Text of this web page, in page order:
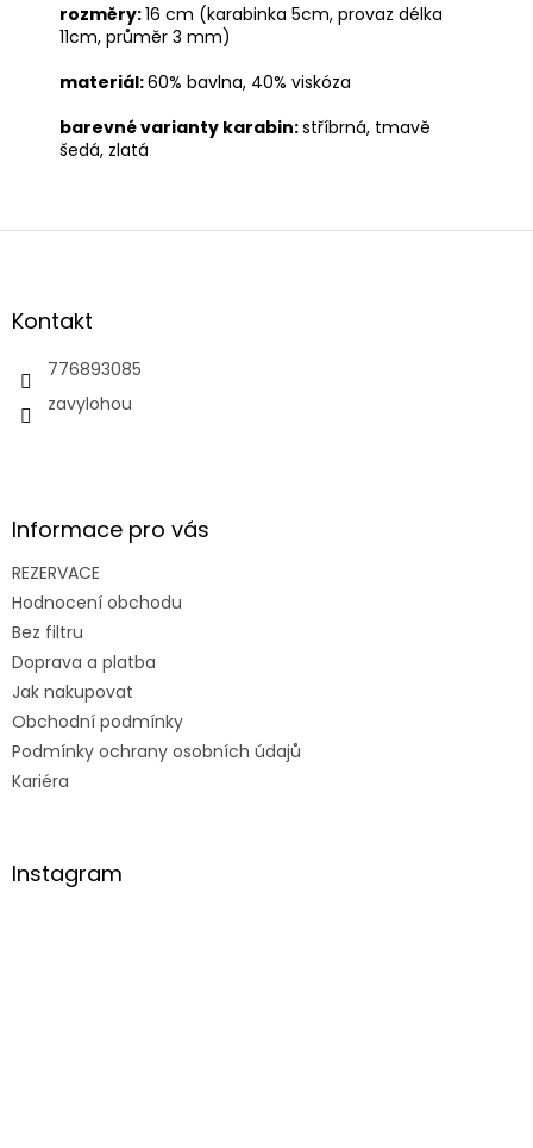
rozměry:16 cm (karabinka 5cm, provaz délka
11cm, průměr 3 mm)
materiál:60% bavlna, 40% viskóza
barevné varianty karabin:stříbrná, tmavě
šedá, zlatá
Z
aKontakt
776893085
zavylohou
Informace pro vás
REZERVACE
Hodnocení obchodu
Bez filtru
Doprava a platba
Jak nakupovat
Obchodní podmínky
Podmínky ochrany osobních údajů
Kariéra
Instagram